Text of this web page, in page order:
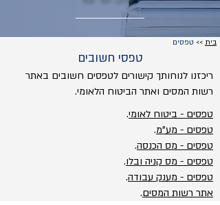
בית >> טפסים
טפסי חשובים
ריכזנו לנוחותך קישורים לטפסים חשובים באתר
רשות המסים ואתר הביטוח הלאומי.
טפסים - ביטוח לאומי.
טפסים - מע"מ.
טפסים - מס הכנסה.
טפסים - מס קניה ובלו.
טפסים - מענק עבודה.
אתר רשות המסים.